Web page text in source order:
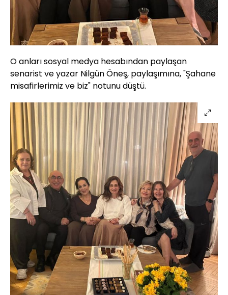
O anları sosyal medya hesabından paylaşan
senarist ve yazar Nilgün Öneş, paylaşımına, "Şahane
misafirlerimiz ve biz" notunu düştü.